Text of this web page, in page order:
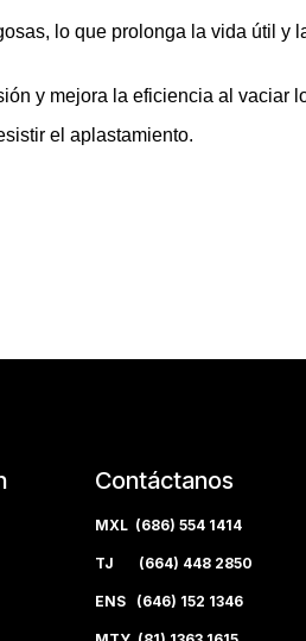
lo que prolonga la vida útil y
y mejora la eficiencia al vaciar
el aplastamiento.
Contáctanos
MXL (686) 554 1414
TJ (664) 448 2850
ENS (646) 152 1346